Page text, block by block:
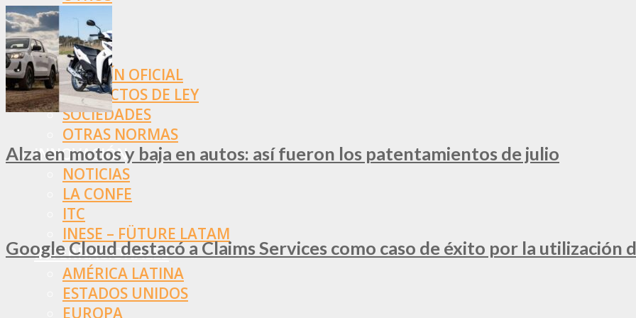
NORMAS
SSN
SRT
BOLETÍN OFICIAL
PROYECTOS DE LEY
SOCIEDADES
OTRAS NORMAS
INNOVACIÓN
NOTICIAS
LA CONFE
ITC
INESE – FÜTURE LATAM
INTERNACIONALES
AMÉRICA LATINA
ESTADOS UNIDOS
EUROPA
Alza en motos y baja en autos: así fueron los patentamientos de julio
Google Cloud destacó a Claims Services como caso de éxito por la utilización